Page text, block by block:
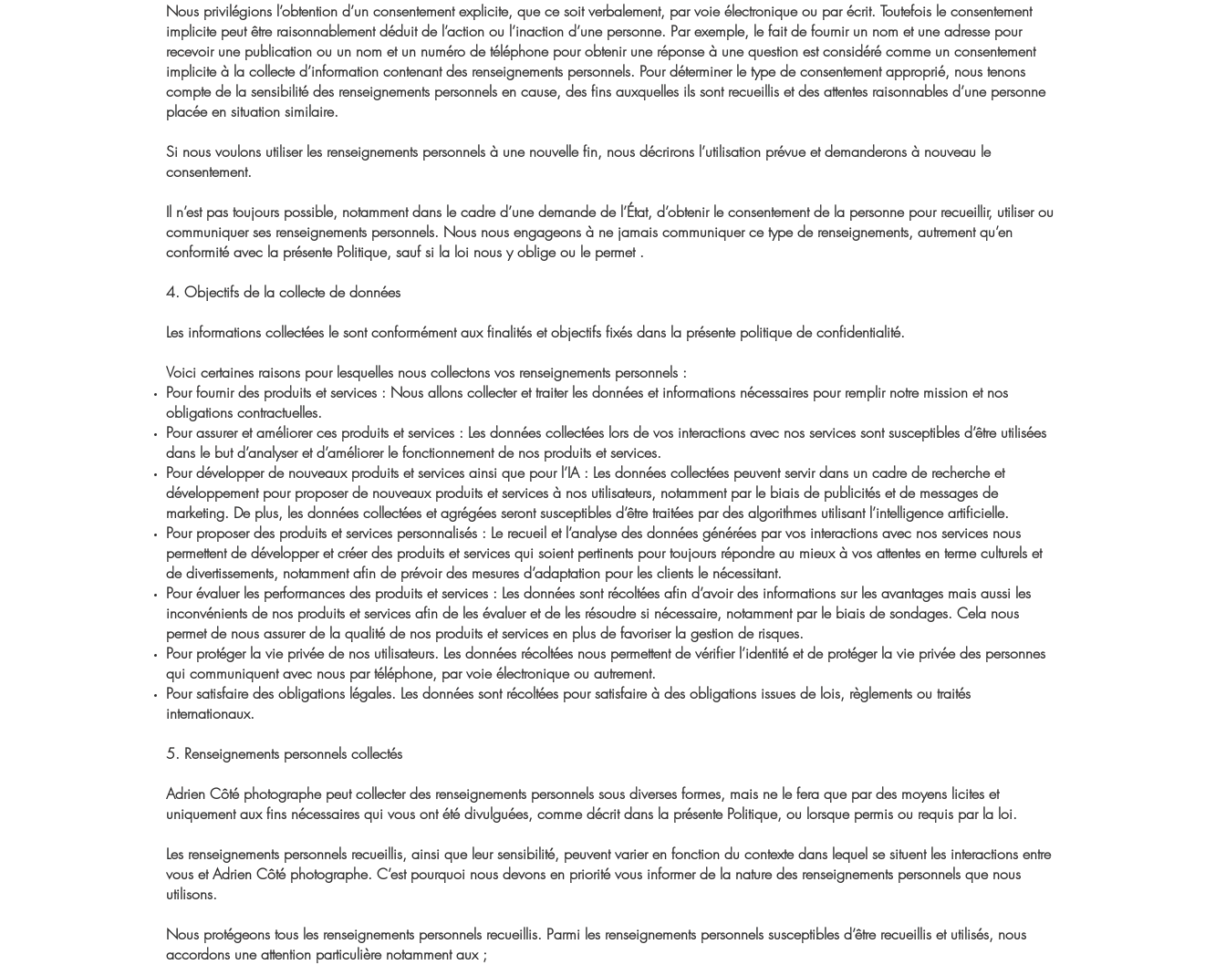
Nous privilégions l’obtention d’un consentement explicite, que ce soit verbalement, par voie électronique ou par écrit. Toutefois le consentement
implicite peut être raisonnablement déduit de l’action ou l’inaction d’une personne. Par exemple, le fait de fournir un nom et une adresse pour
recevoir une publication ou un nom et un numéro de téléphone pour obtenir une réponse à une question est considéré comme un consentement
implicite à la collecte d’information contenant des renseignements personnels. Pour déterminer le type de consentement approprié, nous tenons
compte de la sensibilité des renseignements personnels en cause, des fins auxquelles ils sont recueillis et des attentes raisonnables d’une personne
placée en situation similaire.
Si nous voulons utiliser les renseignements personnels à une nouvelle fin, nous décrirons l’utilisation prévue et demanderons à nouveau le
consentement.
Il n’est pas toujours possible, notamment dans le cadre d’une demande de l’État, d’obtenir le consentement de la personne pour recueillir, utiliser ou
communiquer ses renseignements personnels. Nous nous engageons à ne jamais communiquer ce type de renseignements, autrement qu’en
conformité avec la présente Politique, sauf si la loi nous y oblige ou le permet .
4. Objectifs de la collecte de données
Les informations collectées le sont conformément aux finalités et objectifs fixés dans la présente politique de confidentialité.
Voici certaines raisons pour lesquelles nous collectons vos renseignements personnels :
Pour fournir des produits et services : Nous allons collecter et traiter les données et informations nécessaires pour remplir notre mission et nos
obligations contractuelles.
Pour assurer et améliorer ces produits et services : Les données collectées lors de vos interactions avec nos services sont susceptibles d’être utilisées
dans le but d’analyser et d’améliorer le fonctionnement de nos produits et services.
Pour développer de nouveaux produits et services ainsi que pour l’IA : Les données collectées peuvent servir dans un cadre de recherche et
développement pour proposer de nouveaux produits et services à nos utilisateurs, notamment par le biais de publicités et de messages de
marketing. De plus, les données collectées et agrégées seront susceptibles d’être traitées par des algorithmes utilisant l’intelligence artificielle.
Pour proposer des produits et services personnalisés : Le recueil et l’analyse des données générées par vos interactions avec nos services nous
permettent de développer et créer des produits et services qui soient pertinents pour toujours répondre au mieux à vos attentes en terme culturels et
de divertissements, notamment afin de prévoir des mesures d’adaptation pour les clients le nécessitant.
Pour évaluer les performances des produits et services : Les données sont récoltées afin d’avoir des informations sur les avantages mais aussi les
inconvénients de nos produits et services afin de les évaluer et de les résoudre si nécessaire, notamment par le biais de sondages. Cela nous
permet de nous assurer de la qualité de nos produits et services en plus de favoriser la gestion de risques.
Pour protéger la vie privée de nos utilisateurs. Les données récoltées nous permettent de vérifier l’identité et de protéger la vie privée des personnes
qui communiquent avec nous par téléphone, par voie électronique ou autrement.
Pour satisfaire des obligations légales. Les données sont récoltées pour satisfaire à des obligations issues de lois, règlements ou traités
internationaux.
5. Renseignements personnels collectés
Adrien Côté photographe peut collecter des renseignements personnels sous diverses formes, mais ne le fera que par des moyens licites et
uniquement aux fins nécessaires qui vous ont été divulguées, comme décrit dans la présente Politique, ou lorsque permis ou requis par la loi.
Les renseignements personnels recueillis, ainsi que leur sensibilité, peuvent varier en fonction du contexte dans lequel se situent les interactions entre
vous et Adrien Côté photographe. C’est pourquoi nous devons en priorité vous informer de la nature des renseignements personnels que nous
utilisons.
Nous protégeons tous les renseignements personnels recueillis. Parmi les renseignements personnels susceptibles d’être recueillis et utilisés, nous
accordons une attention particulière notamment aux ;